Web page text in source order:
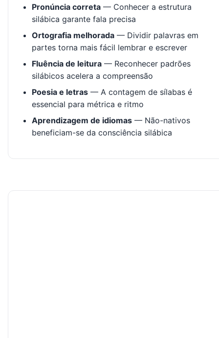
Pronúncia correta — Conhecer a estrutura
silábica garante fala precisa
Ortografia melhorada — Dividir palavras em
partes torna mais fácil lembrar e escrever
Fluência de leitura — Reconhecer padrões
silábicos acelera a compreensão
Poesia e letras — A contagem de sílabas é
essencial para métrica e ritmo
Aprendizagem de idiomas — Não-nativos
beneficiam-se da consciência silábica